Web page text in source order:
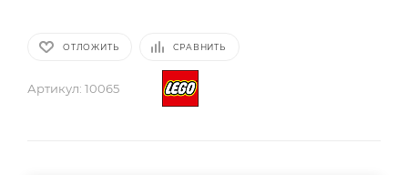
ОТЛОЖИТЬ СРАВНИТЬ
Артикул: 10065